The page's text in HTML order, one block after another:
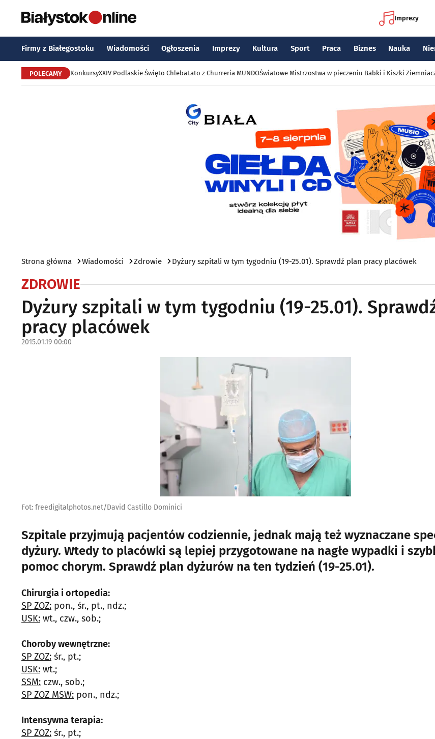
Imprezy
Firmy z Białegostoku Wiadomości Ogłoszenia Imprezy Kultura Sport Praca Biznes Nauka
POLECAMY KonkursyXXIV Podlaskie Święto ChlebaLato z Churreria MUNDOŚwiatowe Mistrzostwa w pieczeniu Babki i Kiszki
Strona główna Wiadomości Zdrowie Dyżury szpitali w tym tygodniu (19-25.01). Sprawdź plan pracy placówek
ZDROWIE
Dyżury szpitali w tym tygodniu (19-25.01).
pracy placówek
2015.01.19 00:00
Fot: freedigitalphotos.net/David Castillo Dominici
Szpitale przyjmują pacjentów codziennie, jednak mają też wyznaczane
dyżury. Wtedy to placówki są lepiej przygotowane na nagłe wypadki i
pomoc chorym. Sprawdź plan dyżurów na ten tydzień (19-25.01).
Chirurgia i ortopedia:
SP ZOZ: pon., śr., pt., ndz.;
USK: wt., czw., sob.;
Choroby wewnętrzne:
SP ZOZ: śr., pt.;
USK: wt.;
SSM: czw., sob.;
SP ZOZ MSW: pon., ndz.;
Intensywna terapia:
SP ZOZ: śr., pt.;